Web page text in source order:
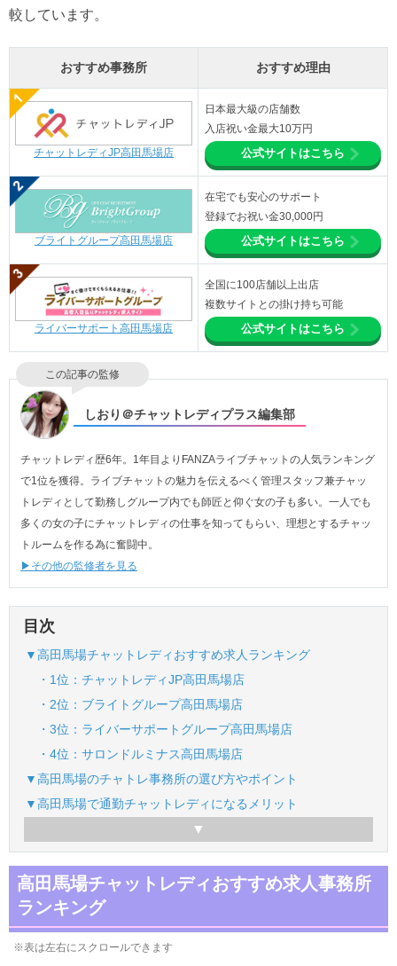
較しています。
おすすめ事務所 おすすめ理由
チャットレディJP高田馬場店
日本最大級の店舗数
入店祝い金最大10万円
公式サイトはこちら
ブライトグループ高田馬場店
在宅でも安心のサポート
登録でお祝い金30,000円
公式サイトはこちら
ライバーサポート高田馬場店
全国に100店舗以上出店
複数サイトとの掛け持ち可能
公式サイトはこちら
この記事の監修
しおり＠チャットレディプラス編集部
チャットレディ歴6年。1年目よりFANZAライブチャットの人気ランキング
で1位を獲得。ライブチャットの魅力を伝えるべく管理スタッフ兼チャッ
トレディとして勤務しグループ内でも師匠と仰ぐ女の子も多い。一人でも
多くの女の子にチャットレディの仕事を知ってもらい、理想とするチャッ
トルームを作る為に奮闘中。
▶その他の監修者を見る
目次
▼高田馬場チャットレディおすすめ求人ランキング
・1位：チャットレディJP高田馬場店
・2位：ブライトグループ高田馬場店
・3位：ライバーサポートグループ高田馬場店
・4位：サロンドルミナス高田馬場店
▼高田馬場のチャトレ事務所の選び方やポイント
▼高田馬場で通勤チャットレディになるメリット
高田馬場チャットレディおすすめ求人事務所
ランキング
※表は左右にスクロールできます